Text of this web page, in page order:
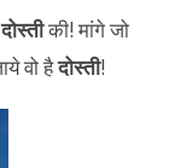
दोस्तीकी! मांगे जो
वो हैदोस्ती!